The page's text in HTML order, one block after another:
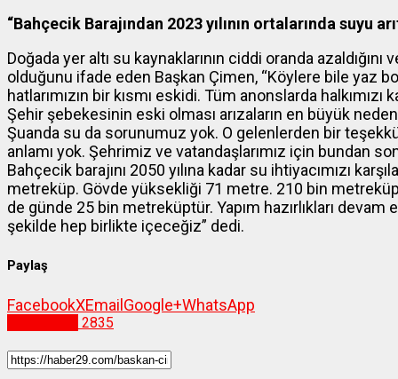
“Bahçecik Barajından 2023 yılının ortalarında suyu
Doğada yer altı su kaynaklarının ciddi oranda
olduğunu ifade eden Başkan Çimen, “Köylere bile yaz
hatlarımızın bir kısmı eskidi. Tüm anonslarda
Şehir şebekesinin eski olması arızaların en büyük
Şuanda su da sorunumuz yok. O gelenlerden bir
anlamı yok. Şehrimiz ve vatandaşlarımız için bundan
Bahçecik barajını 2050 yılına kadar su ihtiyacımızı
metreküp. Gövde yüksekliği 71 metre. 210 bin
de günde 25 bin metreküptür. Yapım hazırlıkları devam
şekilde hep birlikte içeceğiz” dedi.
Paylaş
FacebookXEmail Google+WhatsApp
2835